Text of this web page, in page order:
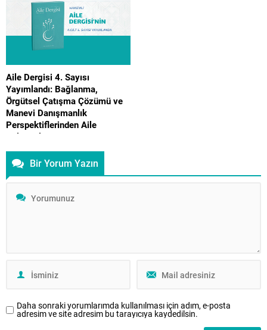
öncülüğünde gerçekleşen ve
İstanbul Aile Vakfı Başkanı Üner
Karabıyık’ın da katılım gösterdiği
programda Kur’an-ı Kerim tilaveti,
konuşmalar ve hatim duası
yapıldı. Üsküdar’da, Valide-i Cedid
Camisi’nin avlusunda 15 Temmuz
gazileri ile şehit yakınlarına özel...
Aile Dergisi 4. Sayısı
Yayımlandı: Bağlanma,
Örgütsel Çatışma Çözümü ve
Manevi Danışmanlık
Perspektiflerinden Aile
Çalışmaları
İstanbul Aile Vakfı tarafından
tarafından yayımlanan hakemli ve
akademik Aile Dergisi’nin
psikolojik, örgütsel ve manevi
aile alanındaki güncel
tartışmalara yeni bakış açıları
sayıda,...
Bir Yorum Yazın
Daha sonraki yorumlarımda kullanılması için adım, e-posta
adresim ve site adresim bu tarayıcıya kaydedilsin.